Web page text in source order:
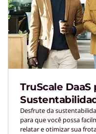
TruScale DaaS
Desfrute da
para que você possa
relatar e otimizar sua